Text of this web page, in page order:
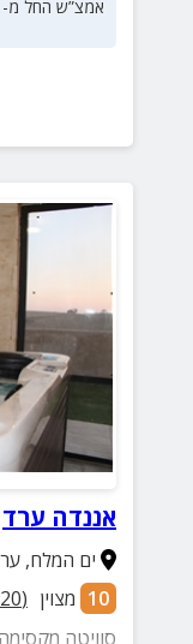
אמצ”ש החל מ-
אננדה ערד
ים המלח,
10 מצוין (
20